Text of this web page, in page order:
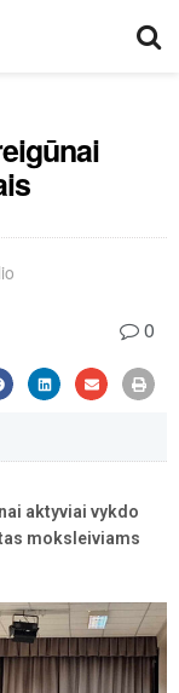
0
aktyviai vykdo
moksleiviams